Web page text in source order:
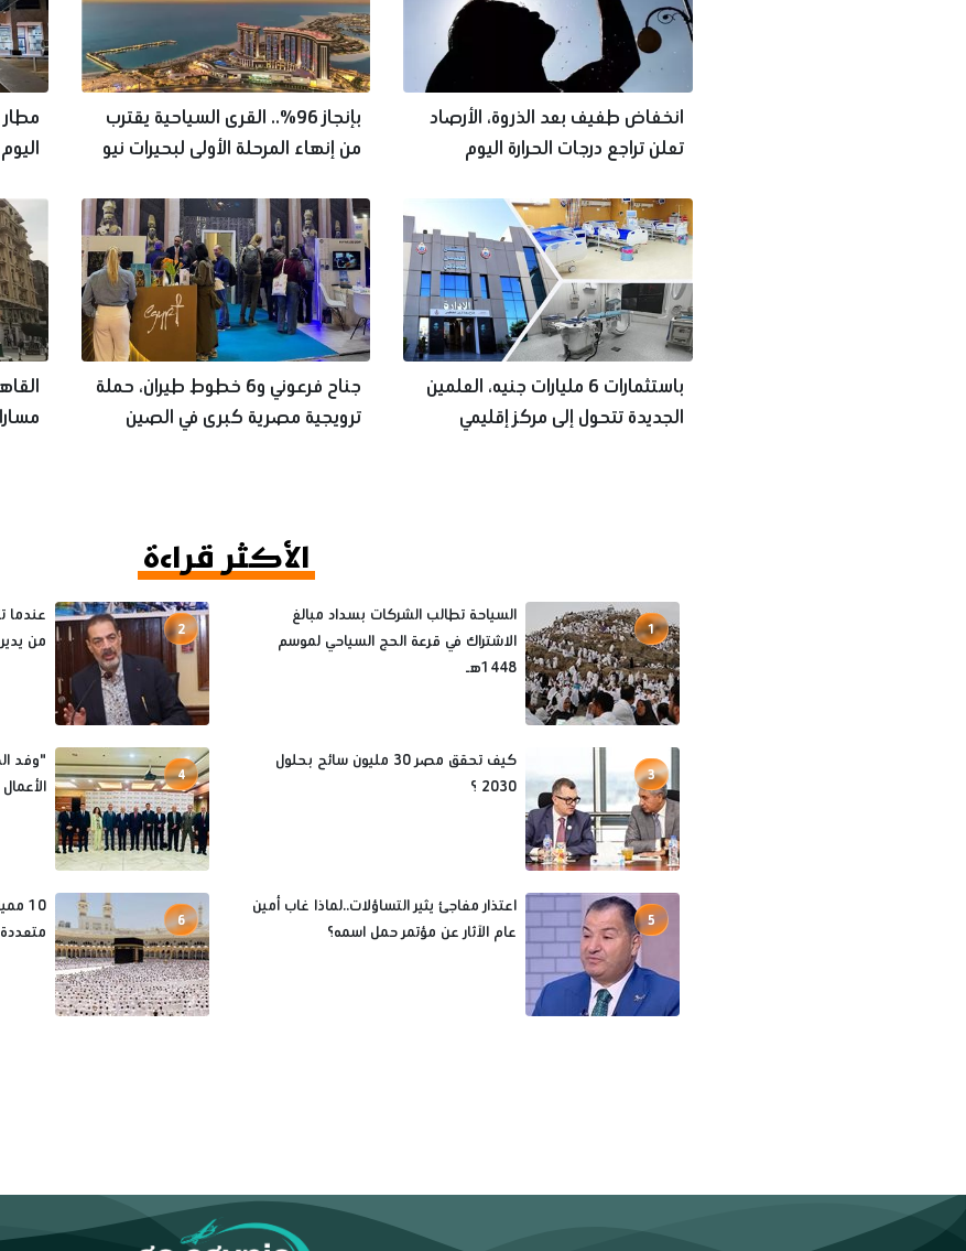
انخفاض طفيف بعد الذروة، الأرصاد
تعلن تراجع درجات الحرارة اليوم
بإنجاز 96%.. القرى السياحية يقترب
من إنهاء المرحلة الأولى لبحيرات نيو
اليوم 20 رحلة دولية من أوروبا
باستثمارات 6 مليارات جنيه، العلمين
الجديدة تتحول إلى مركز إقليمي
جناح فرعوني و6 خطوط طيران، حملة
ترويجية مصرية كبرى في الصين
الأكثر قراءة
1
السياحة تطالب الشركات بسداد مبالغ
الاشتراك في قرعة الحج السياحي لموسم
1448هـ
2
عندما
من
3
كيف تحقق مصر 30 مليون سائح بحلول
2030 ؟
4
"وفد
5
اعتذار مفاجئ يثير التساؤلات..لماذا غاب أمين
عام الآثار عن مؤتمر حمل اسمه؟
6
10